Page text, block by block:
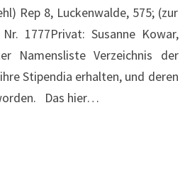
Rep 8, Luckenwalde, 575; (zur
1777Privat: Susanne Kowar,
Namensliste Verzeichnis der
Stipendia erhalten, und deren
Das hier…